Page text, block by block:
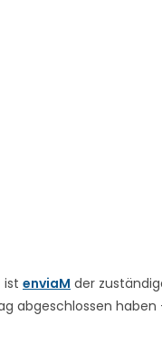
ist enviaM der
abgeschlossen